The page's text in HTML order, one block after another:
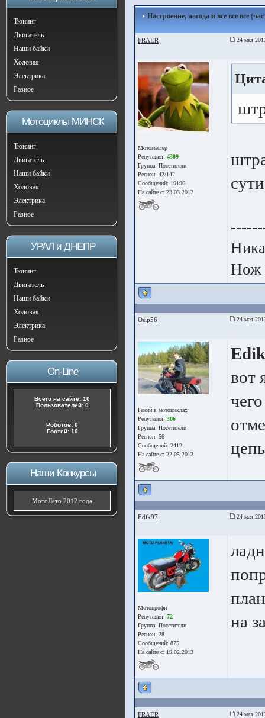
Тюнинг
Двигатель
Наши байки
Ходовая
Электрика
Разное
Мотоциклы МИНСК
Тюнинг
Двигатель
Наши байки
Ходовая
Электрика
Разное
УРАЛ и ДНЕПР
Тюнинг
Двигатель
Наши байки
Ходовая
Электрика
Разное
On-Line
Всего на сайте: 10
Пользователей: 0
Роботов: 0
Гостей: 10
Наши Конкурсы
МотоЛето 2012 года
Настроение, погода и все все все
FRAER 24 мая
Мотомастер
Репутация: 4309
Группа: Посетители
Регион: 42/142
Сообщений: 19196
На сайте с: 23.03.2012
Нож
Osip56 24 мая
Гений в мотоциклах
Репутация: 306
Группа: Посетители
Регион: 56
Сообщений: 2412
На сайте с: 22.05.2012
вот
Edik97 24 мая
Мотопрофи
Репутация: 72
Группа: Посетители
Регион: 28
Сообщений: 875
На сайте с: 19.02.2013
на
FRAER 24 мая